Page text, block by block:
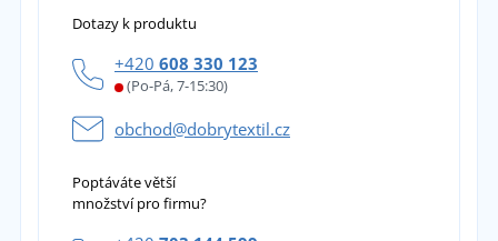
Dotazy k produktu
+420 608 330 123
(Po-Pá, 7-15:30)
obchod@dobrytextil.cz
Poptáváte větší
množství pro firmu?